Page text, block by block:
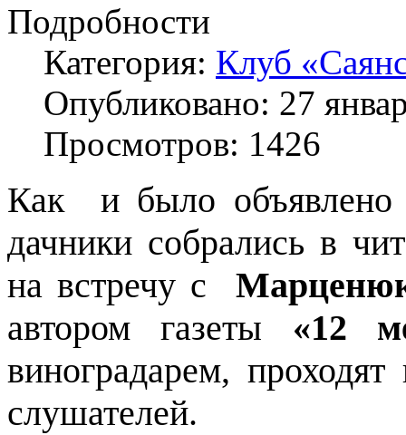
Подробности
Категория: Клуб
Опубликовано: 27
Просмотров: 1426
Как
и было
дачники собрались в
на встречу с
автором газеты «12
виноградарем,
слушателей.